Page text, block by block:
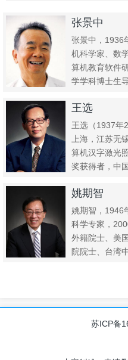
张景中
张景中，1936
机科学家、数
算机教育软件
学学科博士生导
王选
王选（1937年
上海，江苏无
算机汉字激光
奖获得者，中
姚期智
姚期智，1946
科学专家，
外籍院士、美
院院士、台湾
苏ICP备